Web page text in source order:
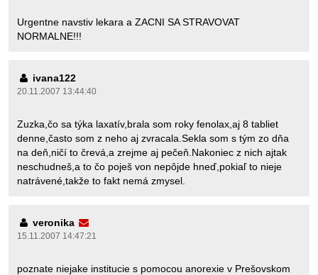
Urgentne navstiv lekara a ZACNI SA STRAVOVAT
NORMALNE!!!
ivana122
20.11.2007 13:44:40
Zuzka,čo sa týka laxatív,brala som roky fenolax,aj 8 tabliet
denne,často som z neho aj zvracala.Sekla som s tým zo dňa
na deň,ničí to črevá,a zrejme aj pečeň.Nakoniec z nich ajtak
neschudneš,a to čo poješ von nepôjde hneď,pokiaľ to nieje
natrávené,takže to fakt nemá zmysel.
veronika
15.11.2007 14:47:21
poznate niejake institucie s pomocou anorexie v Prešovskom